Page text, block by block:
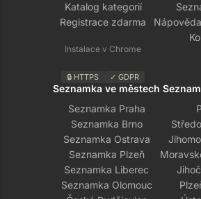
Katalog kategorií
Registrace zdarma
Instalace v Chrome
🔒 HTTPS ✓ GDPR
Seznamka ve městech
Seznamka Praha
Seznamka Brno
Seznamka Ostrava
Seznamka Plzeň
Seznamka Liberec
Seznamka Olomouc